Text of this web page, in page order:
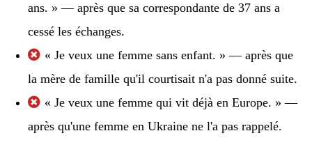
ans. » — après que sa correspondante de 37 ans a
cessé les échanges.
« Je veux une femme sans enfant. » — après que
la mère de famille qu'il courtisait n'a pas donné suite.
« Je veux une femme qui vit déjà en Europe. » —
après qu'une femme en Ukraine ne l'a pas rappelé.